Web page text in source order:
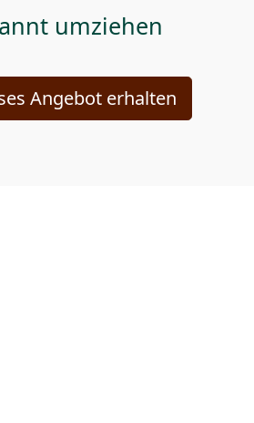
umziehen
Angebot erhalten